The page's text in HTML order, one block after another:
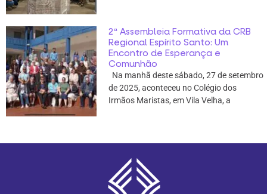
2ª Assembleia Formativa da CRB
Regional Espírito Santo: Um
Encontro de Esperança e
Comunhão
Na manhã deste sábado, 27 de setembro
de 2025, aconteceu no Colégio dos
Irmãos Maristas, em Vila Velha, a